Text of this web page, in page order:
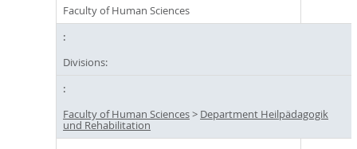
Faculty of Human Sciences
Divisions:
Faculty of Human Sciences> Department Heilpädagogik
und Rehabilitation